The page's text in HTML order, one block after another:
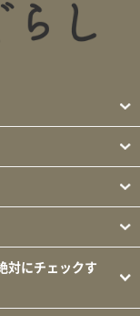
対にチェックす